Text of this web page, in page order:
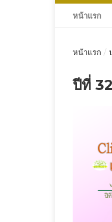
หน้าแรก
หน้าแรก /
ปีที่